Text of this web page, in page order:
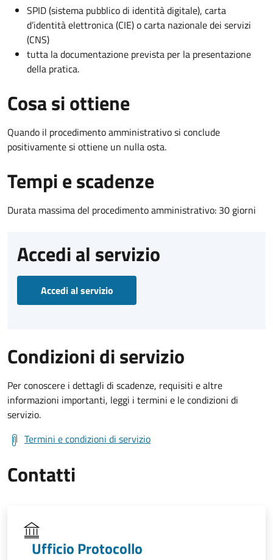
SPID (sistema pubblico di identità digitale), carta
d’identità elettronica (CIE) o carta nazionale dei servizi
(CNS)
tutta la documentazione prevista per la presentazione
della pratica.
Cosa si ottiene
Quando il procedimento amministrativo si conclude
positivamente si ottiene un nulla osta.
Tempi e scadenze
Durata massima del procedimento amministrativo: 30 giorni
Accedi al servizio
Accedi al servizio
Condizioni di servizio
Per conoscere i dettagli di scadenze, requisiti e altre
informazioni importanti, leggi i termini e le condizioni di
servizio.
Termini e condizioni di servizio
Contatti
Ufficio Protocollo